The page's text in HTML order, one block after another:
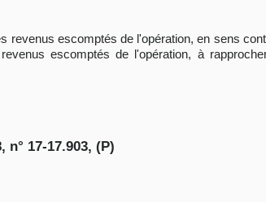
revenus escomptés de l'opération, en sens
escomptés de l'opération, à
n° 17-17.903, (P)